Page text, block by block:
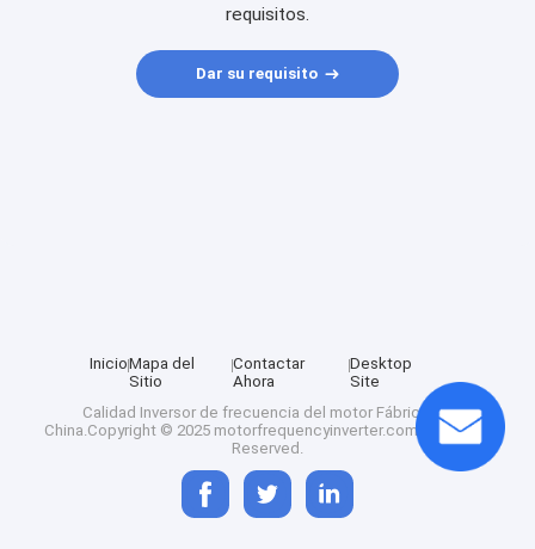
requisitos.
Dar su requisito
InicioMapa del
Sitio
Contactar
Ahora
Desktop
Site
Calidad Inversor de frecuencia del motor Fábrica De
China.Copyright © 2025 motorfrequencyinverter.com. All Rights
Reserved.